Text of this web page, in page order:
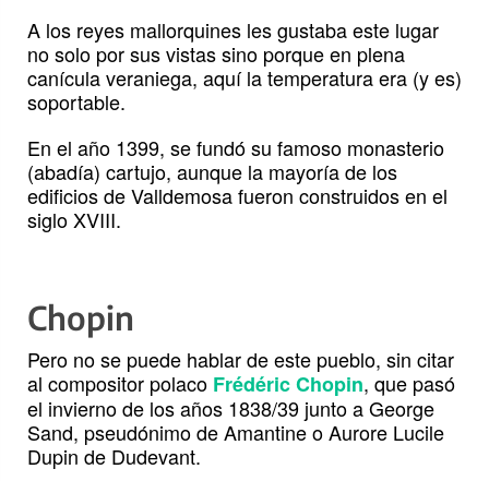
A los reyes mallorquines les gustaba este lugar
no solo por sus vistas sino porque en plena
canícula veraniega, aquí la temperatura era (y es)
soportable.
En el año 1399, se fundó su famoso monasterio
(abadía) cartujo, aunque la mayoría de los
edificios de Valldemosa fueron construidos en el
siglo XVIII.
Chopin
Pero no se puede hablar de este pueblo, sin citar
al compositor polaco Frédéric Chopin, que pasó
el invierno de los años 1838/39 junto a George
Sand, pseudónimo de Amantine o Aurore Lucile
Dupin de Dudevant.